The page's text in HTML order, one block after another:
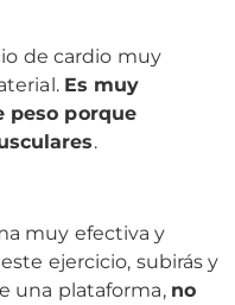
de cardio muy
Es muy
peso porque
.
muy efectiva y
ejercicio, subirás y
una plataforma, no